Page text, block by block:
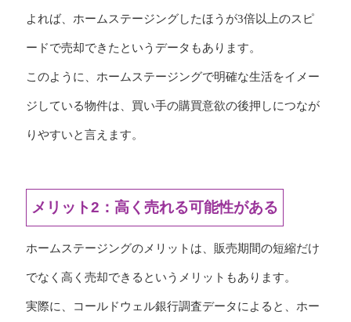
よれば、ホームステージングしたほうが3倍以上のスピ
ードで売却できたというデータもあります。
このように、ホームステージングで明確な生活をイメー
ジしている物件は、買い手の購買意欲の後押しにつなが
りやすいと言えます。
メリット2：高く売れる可能性がある
ホームステージングのメリットは、販売期間の短縮だけ
でなく高く売却できるというメリットもあります。
実際に、コールドウェル銀行調査データによると、ホー